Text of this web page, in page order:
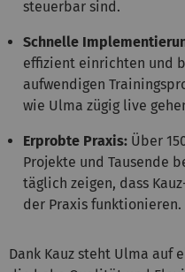
steuerbar sind.
Schnelle
effizient einrichten und
aufwendigen
wie Ulma zügig live
Erprobte Praxis: Über
Projekte und Tausende
täglich zeigen, dass
der Praxis funktionieren.
Dank Kauz steht Ulma auf